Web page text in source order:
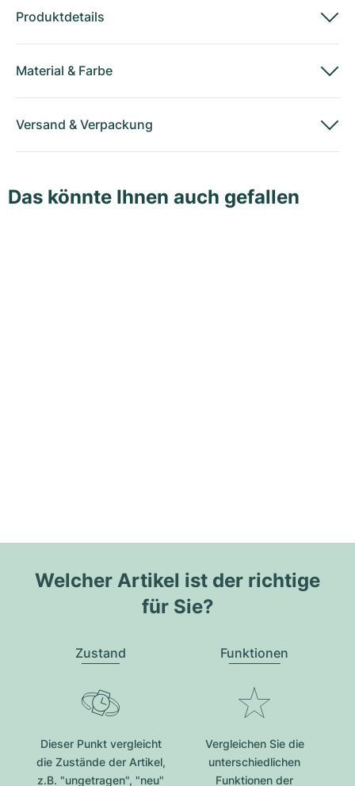
Produktdetails
Material & Farbe
Versand & Verpackung
Das könnte Ihnen auch gefallen
Welcher Artikel ist der richtige
für Sie?
Zustand
Dieser Punkt vergleicht
die Zustände der Artikel,
z.B. "ungetragen", "neu"
Funktionen
Vergleichen Sie die
unterschiedlichen
Funktionen der